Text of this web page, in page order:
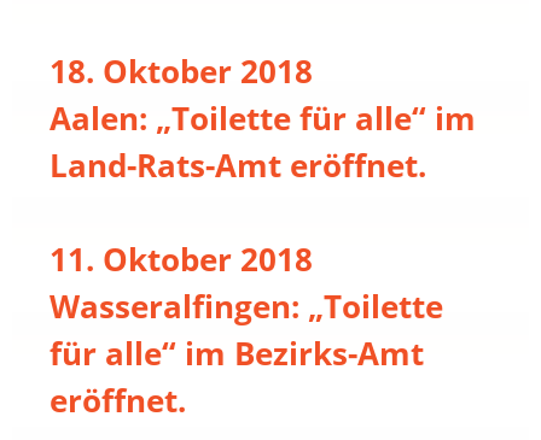
18. Oktober 2018
Aalen: „Toilette für alle“ im
Land-Rats-Amt eröffnet.
11. Oktober 2018
Wasseralfingen: „Toilette
für alle“ im Bezirks-Amt
eröffnet.